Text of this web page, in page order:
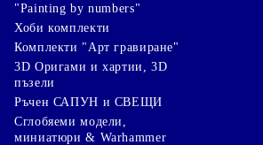
"Painting by numbers"
Хоби комплекти
Комплекти "Арт гравиране"
3D Оригами и хартии, 3D
пъзели
Ръчен САПУН и СВЕЩИ
Сглобяеми модели,
миниатюри & Warhammer